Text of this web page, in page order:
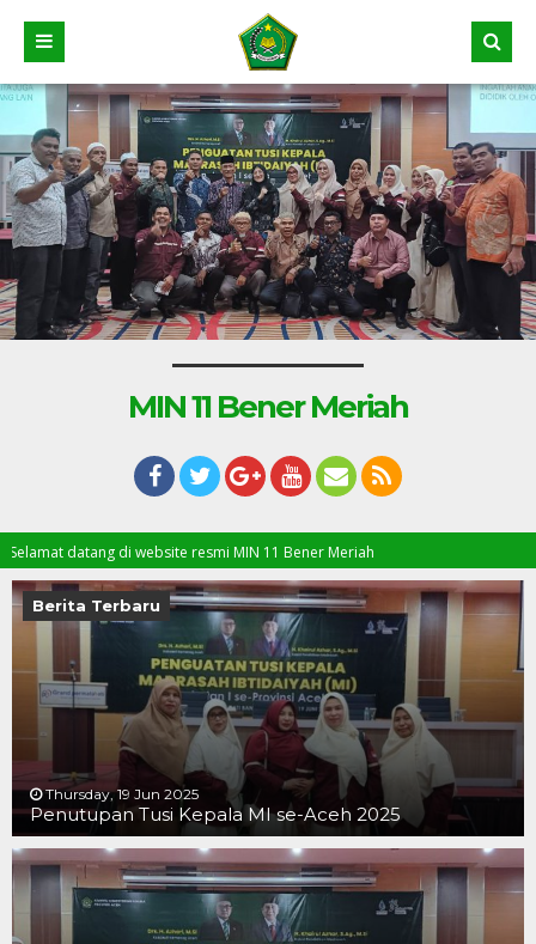
MIN 11 Bener Meriah
datang di website resmi MIN 11 Bener Meriah
Berita Terbaru
Thursday, 19 Jun 2025
Penutupan Tusi Kepala MI se-Aceh 2025